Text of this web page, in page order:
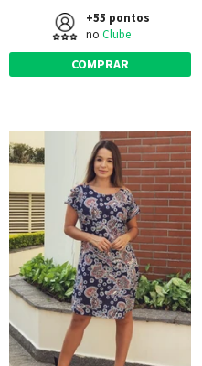
+55 pontos
no Clube
COMPRAR